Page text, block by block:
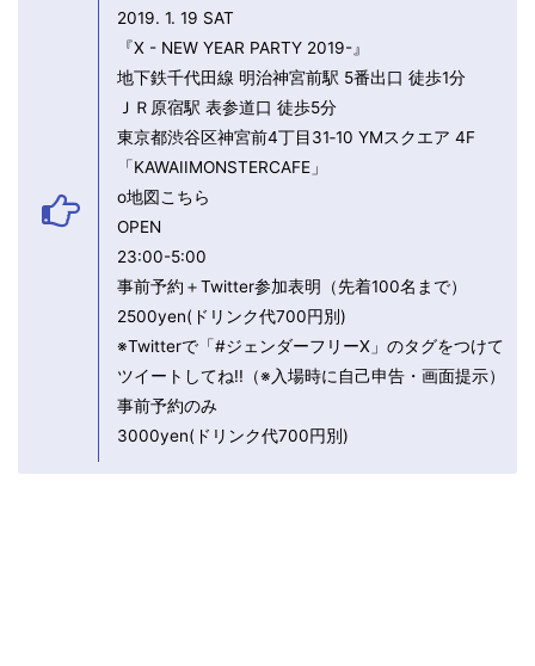
2019. 1. 19 SAT
『X - NEW YEAR PARTY 2019-』
地下鉄千代田線 明治神宮前駅 5番出口 徒歩1分
ＪＲ原宿駅 表参道口 徒歩5分
東京都渋谷区神宮前4丁目31‐10 YMスクエア 4F
「KAWAIIMONSTERCAFE」
o地図こちら
OPEN
23:00-5:00
事前予約＋Twitter参加表明（先着100名まで）
2500yen(ドリンク代700円別)
※Twitterで「#ジェンダーフリーX」のタグをつけて
ツイートしてね!!（※入場時に自己申告・画面提示）
事前予約のみ
3000yen(ドリンク代700円別)